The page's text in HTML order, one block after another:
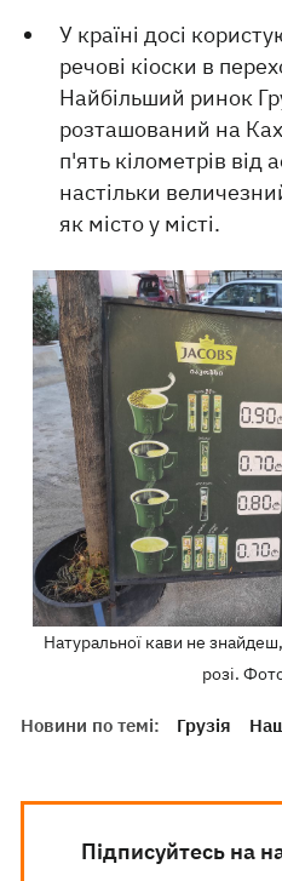
У країні досі
речові кіоски в
Найбільший ринок
розташований на
п'ять кілометрів від
настільки
як місто у місті.​
Натуральної кави не
розі.
Новини по темі: Грузія
Підписуйтесь на